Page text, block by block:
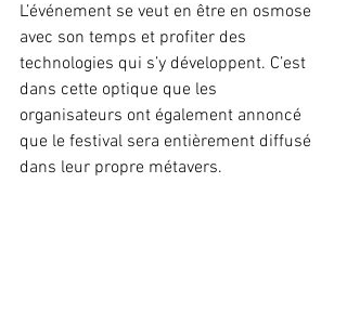
L’événement se veut en être en osmose
avec son temps et profiter des
technologies qui s’y développent. C’est
dans cette optique que les
organisateurs ont également annoncé
que le festival sera entièrement diffusé
dans leur propre métavers.